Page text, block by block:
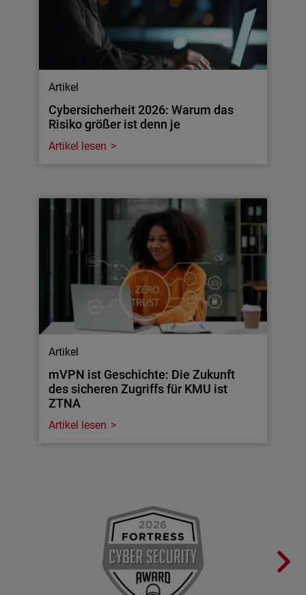
Artikel
Cybersicherheit 2026: Warum das
Risiko größer ist denn je
Artikel lesen
Artikel
mVPN ist Geschichte: Die Zukunft
des sicheren Zugriffs für KMU ist
ZTNA
Artikel lesen